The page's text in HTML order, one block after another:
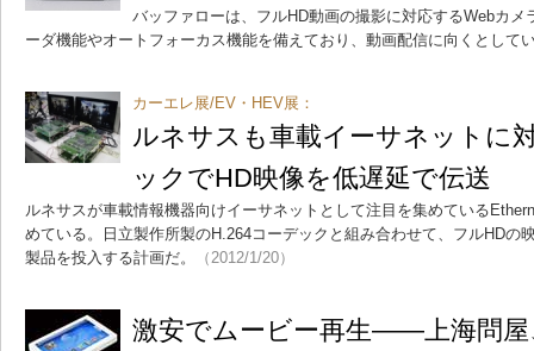
バッファローは、フルHD動画の撮影に対応するWebカメ
ーダ機能やオートフォーカス機能を備えており、動画配信に向くとして
カーエレ展/EV・HEV展：
ルネサスも車載イーサネットに
ックでHD映像を低遅延で伝送
ルネサスが車載情報機器向けイーサネットとして注目を集めている
めている。日立製作所製のH.264コーデックと組み合わせて、フルHDの
製品を投入する計画だ。
（2012/1/20）
激安でムービー再生――上海問屋